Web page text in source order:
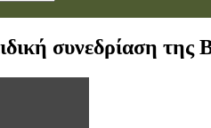
συνεδρίαση